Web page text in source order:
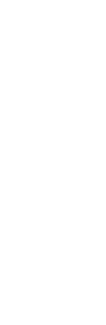
de
definitiva en
bajo
las potencias
logró
En 1983
un